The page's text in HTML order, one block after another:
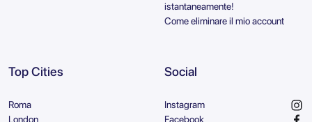
istantaneamente!
Come eliminare il mio account
Top Cities
Roma
London
Social
Instagram
Facebook